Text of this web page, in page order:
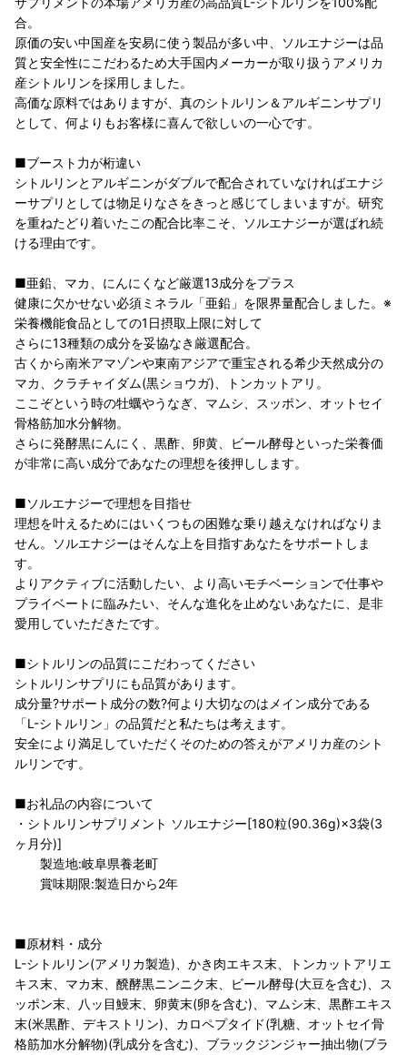
合。
原価の安い中国産を安易に使う製品が多い中、ソルエナジーは品
質と安全性にこだわるため大手国内メーカーが取り扱うアメリカ
産シトルリンを採用しました。
高価な原料ではありますが、真のシトルリン＆アルギニンサプリ
として、何よりもお客様に喜んで欲しいの一心です。
■ブースト力が桁違い
シトルリンとアルギニンがダブルで配合されていなければエナジ
ーサプリとしては物足りなさをきっと感じてしまいますが。研究
を重ねたどり着いたこの配合比率こそ、ソルエナジーが選ばれ続
ける理由です。
■亜鉛、マカ、にんにくなど厳選13成分をプラス
健康に欠かせない必須ミネラル「亜鉛」を限界量配合しました。※
栄養機能食品としての1日摂取上限に対して
さらに13種類の成分を妥協なき厳選配合。
古くから南米アマゾンや東南アジアで重宝される希少天然成分の
マカ、クラチャイダム(黒ショウガ)、トンカットアリ。
ここぞという時の牡蠣やうなぎ、マムシ、スッポン、オットセイ
骨格筋加水分解物。
さらに発酵黒にんにく、黒酢、卵黄、ビール酵母といった栄養価
が非常に高い成分であなたの理想を後押しします。
■ソルエナジーで理想を目指せ
理想を叶えるためにはいくつもの困難な乗り越えなければなりま
せん。ソルエナジーはそんな上を目指すあなたをサポートしま
す。
よりアクティブに活動したい、より高いモチベーションで仕事や
プライベートに臨みたい、そんな進化を止めないあなたに、是非
愛用していただきたです。
■シトルリンの品質にこだわってください
シトルリンサプリにも品質があります。
成分量?サポート成分の数?何より大切なのはメイン成分である
「L-シトルリン」の品質だと私たちは考えます。
安全により満足していただくそのための答えがアメリカ産のシト
ルリンです。
■お礼品の内容について
・シトルリンサプリメント ソルエナジー[180粒(90.36g)×3袋(3
ヶ月分)]
製造地:岐阜県養老町
賞味期限:製造日から2年
■原材料・成分
L-シトルリン(アメリカ製造)、かき肉エキス末、トンカットアリエ
キス末、マカ末、醗酵黒ニンニク末、ビール酵母(大豆を含む)、ス
ッポン末、八ッ目鰻末、卵黄末(卵を含む)、マムシ末、黒酢エキス
末(米黒酢、デキストリン)、カロペプタイド(乳糖、オットセイ骨
格筋加水分解物)(乳成分を含む)、ブラックジンジャー抽出物(ブラ